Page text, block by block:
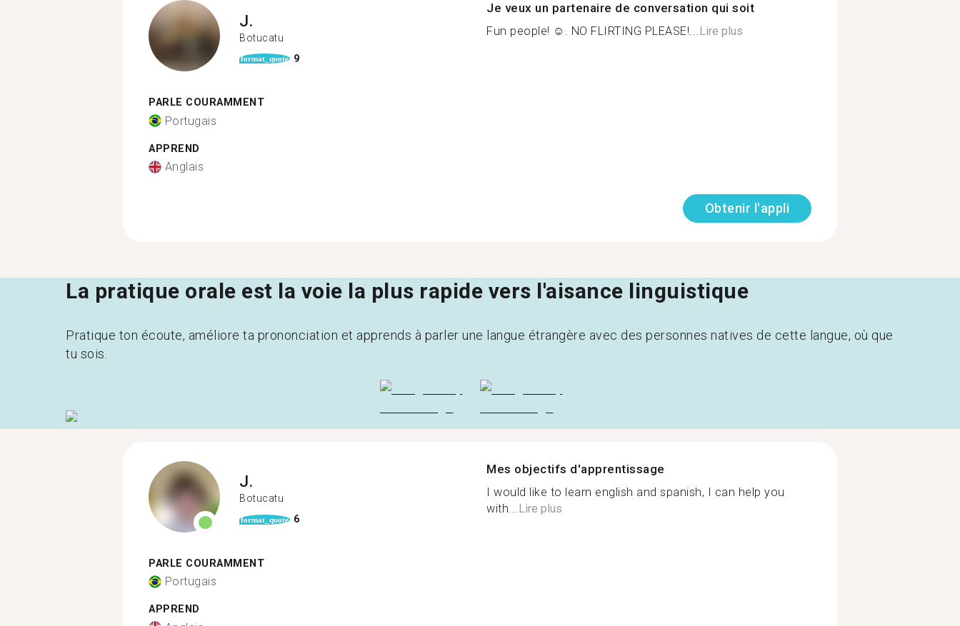
J.
Botucatu
format_quote 9
PARLE COURAMMENT
Portugais
APPREND
Anglais
Je veux un partenaire de conversation qui soit
Fun people! ☺️. NO FLIRTING PLEASE!...Lire plus
Obtenir l'appli
La pratique orale est la voie la plus rapide vers l'aisance linguistique
Pratique ton écoute, améliore ta prononciation et apprends à parler une langue étrangère avec des personnes natives de cette langue, où que
tu sois.
J.
Botucatu
format_quote 6
PARLE COURAMMENT
Portugais
APPREND
Mes objectifs d'apprentissage
I would like to learn english and spanish, I can help you
with... Lire plus